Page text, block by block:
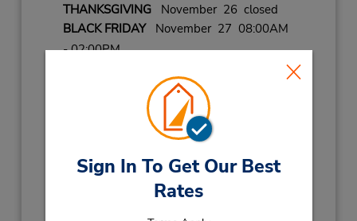
Sign In To Get Our Best
Rates
THANKSGIVINGNovember 26 closed
BLACK FRIDAYNovember 27 08:00AM
- 02:00PM
December 24 08:00AM
December 25 closed
NEW YEARS EVEDecember 31 08:00AM